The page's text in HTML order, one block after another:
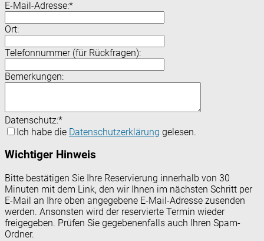
E-Mail-Adresse:*
Ort:
Telefonnummer (für Rückfragen):
Bemerkungen:
Datenschutz:*
Ich habe die Datenschutzerklärung gelesen.
Wichtiger Hinweis
Bitte bestätigen Sie Ihre Reservierung innerhalb von 30
Minuten mit dem Link, den wir Ihnen im nächsten Schritt per
E-Mail an Ihre oben angegebene E-Mail-Adresse zusenden
werden. Ansonsten wird der reservierte Termin wieder
freigegeben. Prüfen Sie gegebenenfalls auch Ihren Spam-
Ordner.